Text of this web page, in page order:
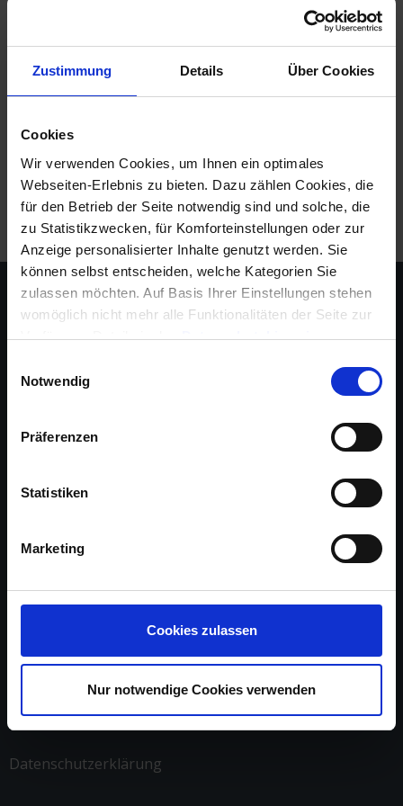
Zustimmung Details Über Cookies
Cookies
Wir verwenden Cookies, um Ihnen ein optimales
Webseiten-Erlebnis zu bieten. Dazu zählen Cookies, die
für den Betrieb der Seite notwendig sind und solche, die
zu Statistikzwecken, für Komforteinstellungen oder zur
Anzeige personalisierter Inhalte genutzt werden. Sie
können selbst entscheiden, welche Kategorien Sie
zulassen möchten. Auf Basis Ihrer Einstellungen stehen
womöglich nicht mehr alle Funktionalitäten der Seite zur
Verfügung, Details in denDatenschutzhinweisen.
unseremImpressum
Notwendig
Präferenzen
Statistiken
Marketing
Cookies zulassen
Nur notwendige Cookies verwenden
Arbeitsplatz keine Verbindung zu Ihrem Server
aufbauen kann. Eine Übersicht der häufigsten
Ursachen und deren Lösung finden Sie anbei: 1. Die
Mehr lesen
Tags:Arbeitsplatz,Netzwerk,Server,Verbindung
Über uns
Arbeite mit uns
AGB
Datenschutzerklärung